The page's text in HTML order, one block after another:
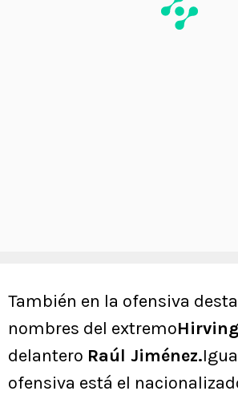
También en la ofensiva
nombres del extremo
delantero Raúl Jiménez.
ofensiva está el